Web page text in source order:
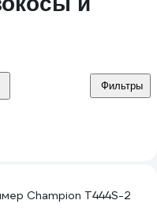
Фильтры
Champion T444S-2